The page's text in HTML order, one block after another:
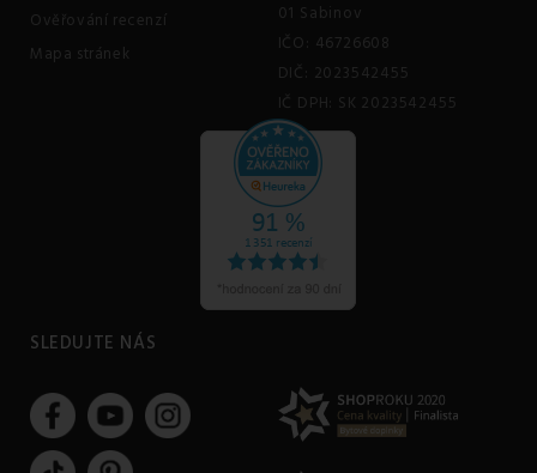
Ověřování recenzí
Mapa stránek
01 Sabinov
IČO: 46726608
DIČ: 2023542455
IČ DPH: SK 2023542455
SLEDUJTE NÁS